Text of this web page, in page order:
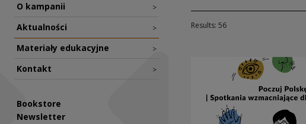
O kampanii >
Aktualności >
Materiały edukacyjne >
Kontakt >
Bookstore
Newsletter
Results: 56